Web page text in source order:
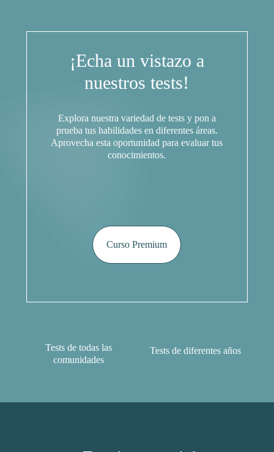
¡Echa un vistazo a
nuestros tests!
Explora nuestra variedad de tests y pon a
prueba tus habilidades en diferentes áreas.
Aprovecha esta oportunidad para evaluar tus
conocimientos.
Curso Premium
Tests de todas las
comunidades
Tests de diferentes años